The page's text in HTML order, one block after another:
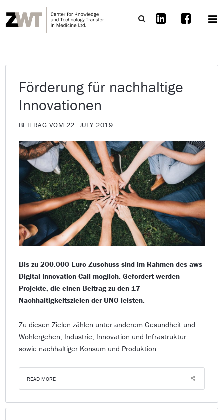
Förderung für nachhaltige
Innovationen
BEITRAG VOM 22. JULY 2019
Bis zu 200.000 Euro Zuschuss sind im Rahmen des aws
Digital Innovation Call möglich. Gefördert werden
Projekte, die einen Beitrag zu den 17
Nachhaltigkeitszielen der UNO leisten.
Zu diesen Zielen zählen unter anderem Gesundheit und
Wohlergehen; Industrie, Innovation und Infrastruktur
sowie nachhaltiger Konsum und Produktion.
READ MORE